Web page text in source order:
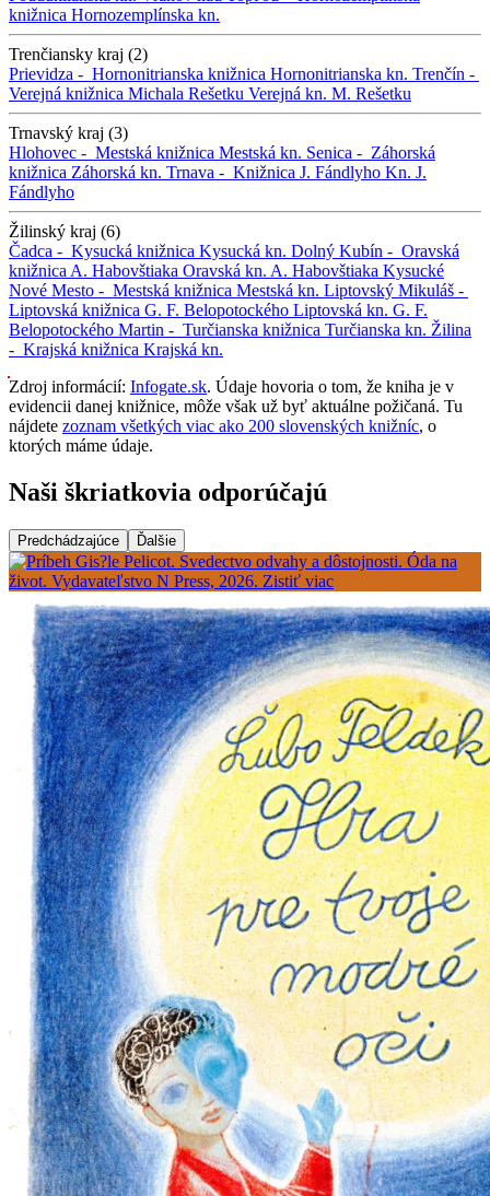
knižnica Hornozemplínska kn.
Trenčiansky kraj (2)
Prievidza - Hornonitrianska knižnica Hornonitrianska kn. Trenčín -
Verejná knižnica Michala Rešetku Verejná kn. M. Rešetku
Trnavský kraj (3)
Hlohovec - Mestská knižnica Mestská kn. Senica - Záhorská
knižnica Záhorská kn. Trnava - Knižnica J. Fándlyho Kn. J.
Fándlyho
Žilinský kraj (6)
Čadca - Kysucká knižnica Kysucká kn. Dolný Kubín - Oravská
knižnica A. Habovštiaka Oravská kn. A. Habovštiaka Kysucké
Nové Mesto - Mestská knižnica Mestská kn. Liptovský Mikuláš -
Liptovská knižnica G. F. Belopotockého Liptovská kn. G. F.
Belopotockého Martin - Turčianska knižnica Turčianska kn. Žilina
- Krajská knižnica Krajská kn.
Zdroj informácií: Infogate.sk. Údaje hovoria o tom, že kniha je v
evidencii danej knižnice, môže však už byť aktuálne požičaná. Tu
nájdete zoznam všetkých viac ako 200 slovenských knižníc, o
ktorých máme údaje.
Naši škriatkovia odporúčajú
Predchádzajúce Ďalšie